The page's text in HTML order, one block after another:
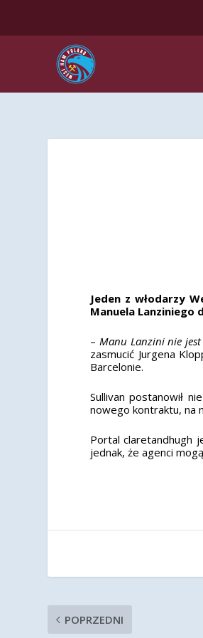
Jeden z włodarzy
Manuela Lanziniego
– Manu Lanzini nie
zasmucić Jurgena
Barcelonie.
Sullivan postanowił
nowego kontraktu, na
Portal claretandhugh
jednak, że agenci
POPRZEDNI